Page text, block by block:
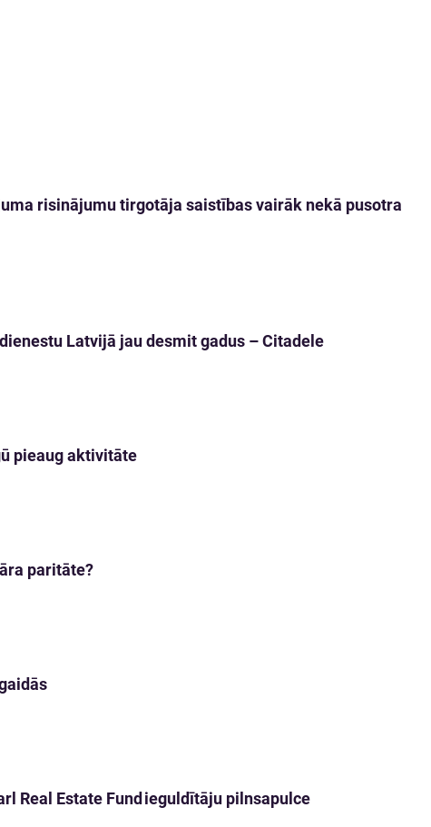
risinājumu tirgotāja saistības vairāk nekā pusotra
Latvijā jau desmit gadus – Citadele
pieaug aktivitāte
paritāte?
Real Estate Fund ieguldītāju pilnsapulce